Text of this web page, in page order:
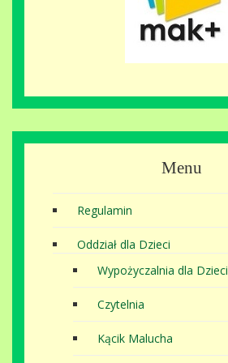
Menu
Regulamin
Oddział dla Dzieci
Wypożyczalnia dla Dzieci
Czytelnia
Kącik Malucha